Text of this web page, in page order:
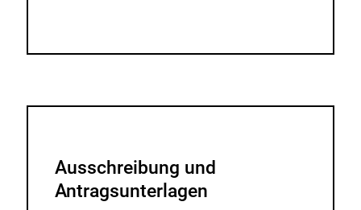
r
o
r
Ausschreibung und
Antragsunterlagen